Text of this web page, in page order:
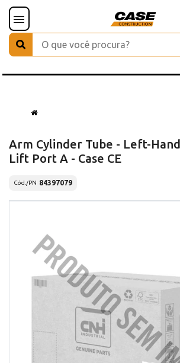
Arm Cylinder Tube - Left-Hand
Lift Port A - Case CE
Cód./PN 84397079